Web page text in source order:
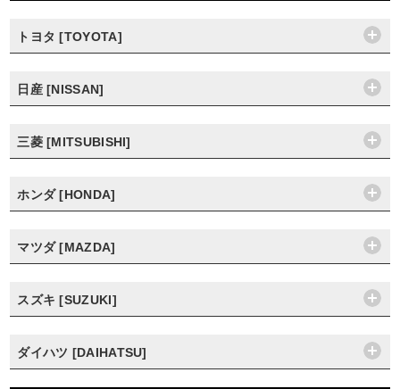
トヨタ [TOYOTA]
日産 [NISSAN]
三菱 [MITSUBISHI]
ホンダ [HONDA]
マツダ [MAZDA]
スズキ [SUZUKI]
ダイハツ [DAIHATSU]